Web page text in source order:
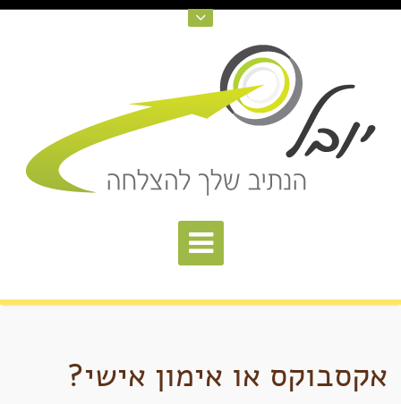
אקסבוקס או אימון אישי?